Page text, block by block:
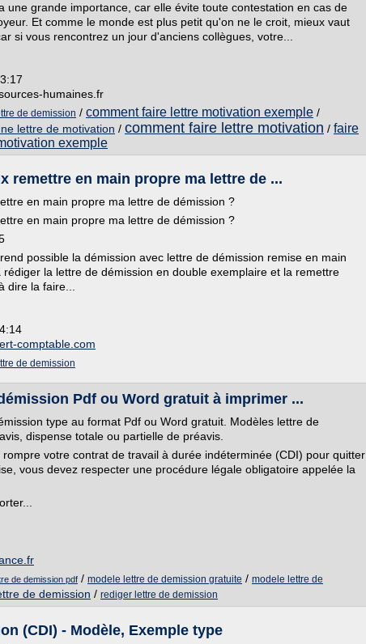
une grande importance, car elle évite toute contestation en cas de
Et comme le monde est plus petit qu'on ne le croit, mieux vaut
si vous rencontrez un jour d'anciens collègues, votre...
humaines.fr
de demission / comment faire lettre motivation exemple /
lettre de motivation / comment faire lettre motivation / faire
exemple
remettre en main propre ma lettre de ...
en main propre ma lettre de démission ?
en main propre ma lettre de démission ?
possible la démission avec lettre de démission remise en main
la lettre de démission en double exemplaire et la remettre
dire la faire...
comptable.com
de demission
Pdf ou Word gratuit à imprimer ...
type au format Pdf ou Word gratuit. Modèles lettre de
dispense totale ou partielle de préavis.
votre contrat de travail à durée indéterminée (CDI) pour quitter
vous devez respecter une procédure légale obligatoire appelée la
de demission pdf / modele lettre de demission gratuite / modele lettre de
de demission / rediger lettre de demission
(CDI) - Modèle, Exemple type